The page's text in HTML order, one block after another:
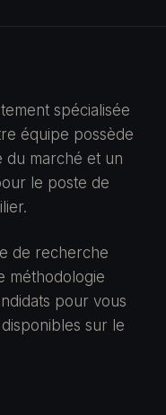
spécialisée
équipe possède
du marché et un
le poste de
de recherche
méthodologie
pour vous
sur le